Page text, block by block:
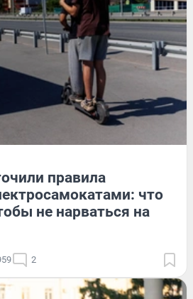
правила
что
не нарваться на
2